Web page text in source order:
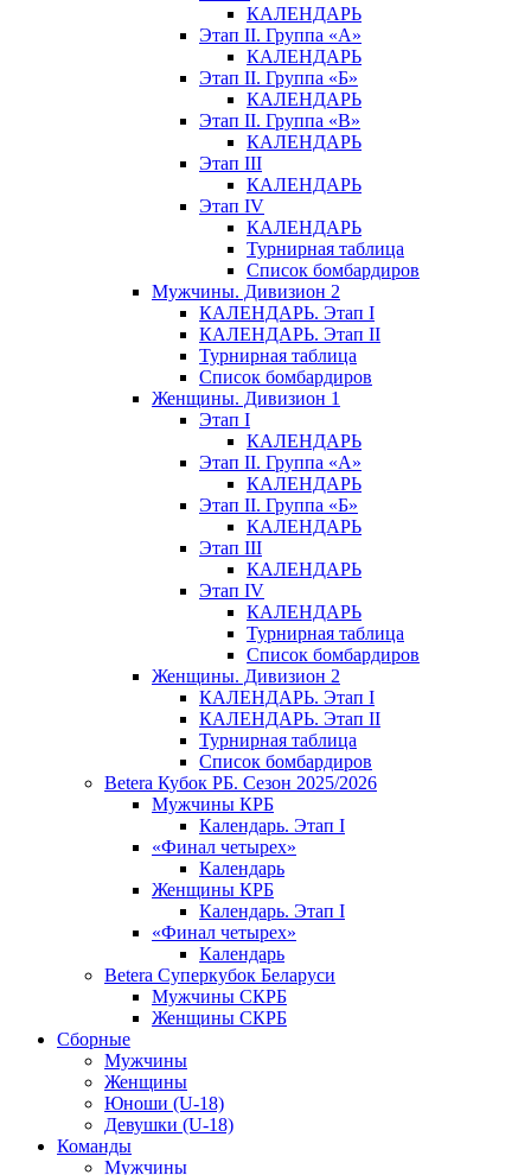
КАЛЕНДАРЬ
Этап II. Группа «А»
КАЛЕНДАРЬ
Этап II. Группа «Б»
КАЛЕНДАРЬ
Этап II. Группа «В»
КАЛЕНДАРЬ
Этап III
КАЛЕНДАРЬ
Этап IV
КАЛЕНДАРЬ
Турнирная таблица
Список бомбардиров
Мужчины. Дивизион 2
КАЛЕНДАРЬ. Этап I
КАЛЕНДАРЬ. Этап II
Турнирная таблица
Список бомбардиров
Женщины. Дивизион 1
Этап I
КАЛЕНДАРЬ
Этап II. Группа «А»
КАЛЕНДАРЬ
Этап II. Группа «Б»
КАЛЕНДАРЬ
Этап III
КАЛЕНДАРЬ
Этап IV
КАЛЕНДАРЬ
Турнирная таблица
Список бомбардиров
Женщины. Дивизион 2
КАЛЕНДАРЬ. Этап I
КАЛЕНДАРЬ. Этап II
Турнирная таблица
Список бомбардиров
Betera Кубок РБ. Сезон 2025/2026
Мужчины КРБ
Календарь. Этап I
«Финал четырех»
Календарь
Женщины КРБ
Календарь. Этап I
«Финал четырех»
Календарь
Betera Суперкубок Беларуси
Мужчины СКРБ
Женщины СКРБ
Сборные
Мужчины
Женщины
Юноши (U-18)
Девушки (U-18)
Команды
Мужчины